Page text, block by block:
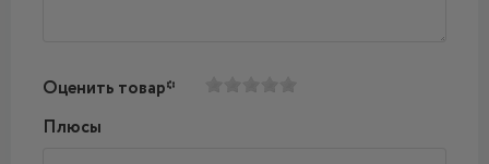
Оценить товар*
Плюсы